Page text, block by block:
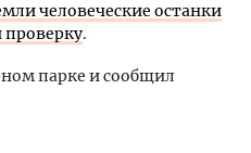
человеческие останки
проверку.
парке и сообщил